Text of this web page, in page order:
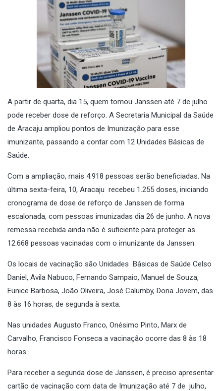
A partir de quarta, dia 15, quem tomou Janssen até 7 de julho
pode receber dose de reforço. A Secretaria Municipal da Saúde
de Aracaju ampliou pontos de Imunização para esse
imunizante, passando a contar com 12 Unidades Básicas de
Saúde.
Com a ampliação, mais 4.918 pessoas serão beneficiadas. Na
última sexta-feira, 10, Aracaju recebeu 1.255 doses, iniciando
cronograma de dose de reforço de Janssen de forma
escalonada, com pessoas imunizadas dia 26 de junho. A nova
remessa recebida ainda não é suficiente para proteger as
12.668 pessoas vacinadas com o imunizante da Janssen.
Os locais de vacinação são Unidades Básicas de Saúde Celso
Daniel, Avila Nabuco, Fernando Sampaio, Manuel de Souza,
Eunice Barbosa, João Oliveira, José Calumby, Dona Jovem, das
8 às 16 horas, de segunda à sexta.
Nas unidades Augusto Franco, Onésimo Pinto, Marx de
Carvalho, Francisco Fonseca a vacinação ocorre das 8 às 18
horas.
Para receber a segunda dose de Janssen, é preciso apresentar
cartão de vacinação com data de Imunização até 7 de julho,